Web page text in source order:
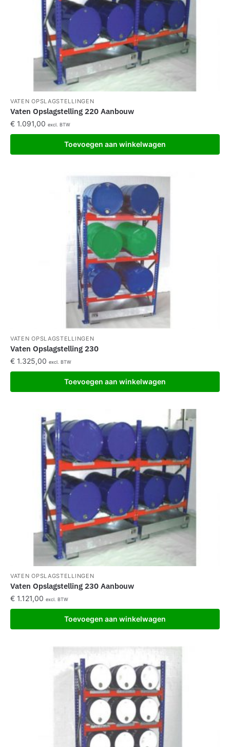
VATEN OPSLAGSTELLINGEN
Vaten Opslagstelling 220 Aanbouw
€ 1.091,00 excl. BTW
Toevoegen aan winkelwagen
VATEN OPSLAGSTELLINGEN
Vaten Opslagstelling 230
€ 1.325,00 excl. BTW
Toevoegen aan winkelwagen
VATEN OPSLAGSTELLINGEN
Vaten Opslagstelling 230 Aanbouw
€ 1.121,00 excl. BTW
Toevoegen aan winkelwagen